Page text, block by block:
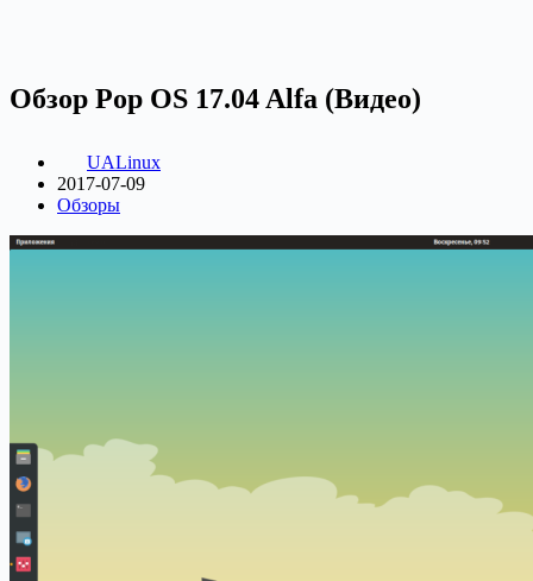
Обзор Pop OS 17.04 Alfa (Видео)
UALinux
2017-07-09
Обзоры